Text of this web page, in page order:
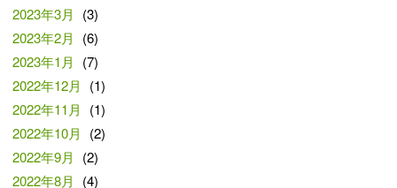
2023年3月
(3)
2023年2月
(6)
2023年1月
(7)
2022年12月
(1)
2022年11月
(1)
2022年10月
(2)
2022年9月
(2)
2022年8月
(4)